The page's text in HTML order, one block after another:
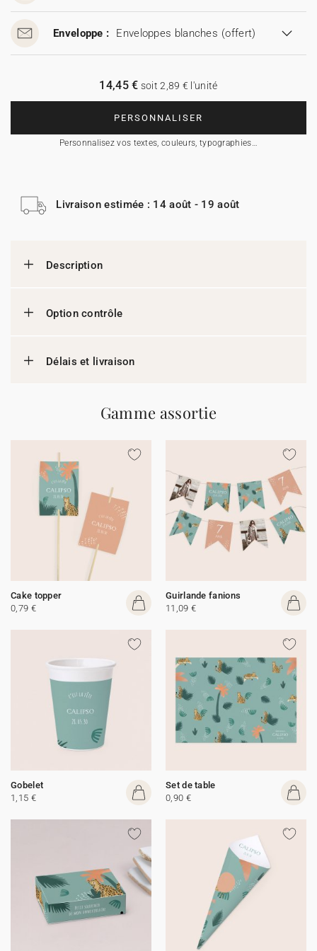
Enveloppe : Enveloppes blanches (offert)
PERSONNALISER
Personnalisez vos textes, couleurs, typographies…
14,45 € soit 2,89 € l'unité
Livraison estimée : 14 août - 19 août
Description
Option contrôle
Délais et livraison
Gamme assortie
Cake topper
0,79 €
Guirlande fanions
11,09 €
Gobelet
1,15 €
Set de table
0,90 €